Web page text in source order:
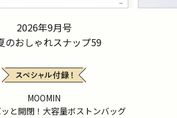
2026年9月号
のおしゃれスナップ59
MOOMIN
と開閉！大容量ボストンバッグ